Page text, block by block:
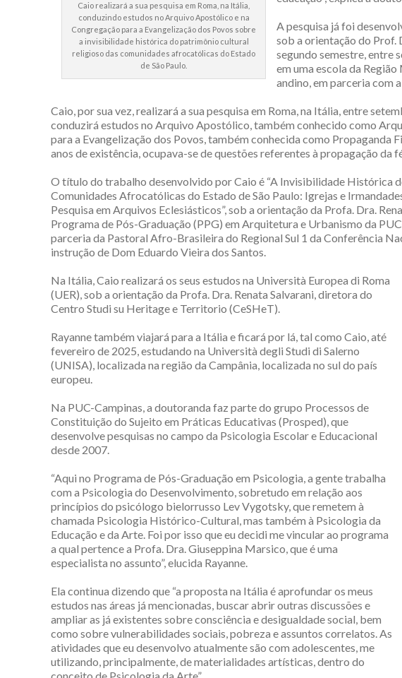
Caio realizará a sua pesquisa em Roma, na Itália,
conduzindo estudos no Arquivo Apostólico e na
Congregação para a Evangelização dos Povos sobre
a invisibilidade histórica do patrimônio cultural
religioso das comunidades afrocatólicas do Estado
de São Paulo.
A pesquisa já foi
sob a orientação do Prof.
segundo semestre, entre
em uma escola da
andino, em parceria com
Caio, por sua vez, realizará a sua pesquisa em Roma, na Itália, entre
conduzirá estudos no Arquivo Apostólico, também conhecido como
para a Evangelização dos Povos, também conhecida como Propaganda
anos de existência, ocupava-se de questões referentes à propagação da
O título do trabalho desenvolvido por Caio é “A Invisibilidade Histórica
Comunidades Afrocatólicas do Estado de São Paulo: Igrejas e
Pesquisa em Arquivos Eclesiásticos”, sob a orientação da Profa. Dra.
Programa de Pós-Graduação (PPG) em Arquitetura e Urbanismo da
parceria da Pastoral Afro-Brasileira do Regional Sul 1 da Conferência
instrução de Dom Eduardo Vieira dos Santos.
Na Itália, Caio realizará os seus estudos na Università Europea di Roma
(UER), sob a orientação da Profa. Dra. Renata Salvarani, diretora do
Centro Studi su Heritage e Territorio (CeSHeT).
Rayanne também viajará para a Itália e ficará por lá, tal como Caio, até
fevereiro de 2025, estudando na Università degli Studi di Salerno
(UNISA), localizada na região da Campânia, localizada no sul do país
europeu.
Na PUC-Campinas, a doutoranda faz parte do grupo Processos de
Constituição do Sujeito em Práticas Educativas (Prosped), que
desenvolve pesquisas no campo da Psicologia Escolar e Educacional
desde 2007.
“Aqui no Programa de Pós-Graduação em Psicologia, a gente trabalha
com a Psicologia do Desenvolvimento, sobretudo em relação aos
princípios do psicólogo bielorrusso Lev Vygotsky, que remetem à
chamada Psicologia Histórico-Cultural, mas também à Psicologia da
Educação e da Arte. Foi por isso que eu decidi me vincular ao programa
a qual pertence a Profa. Dra. Giuseppina Marsico, que é uma
especialista no assunto”, elucida Rayanne.
Ela continua dizendo que “a proposta na Itália é aprofundar os meus
estudos nas áreas já mencionadas, buscar abrir outras discussões e
ampliar as já existentes sobre consciência e desigualdade social, bem
como sobre vulnerabilidades sociais, pobreza e assuntos correlatos. As
atividades que eu desenvolvo atualmente são com adolescentes, me
utilizando, principalmente, de materialidades artísticas, dentro do
conceito de Psicologia da Arte”.